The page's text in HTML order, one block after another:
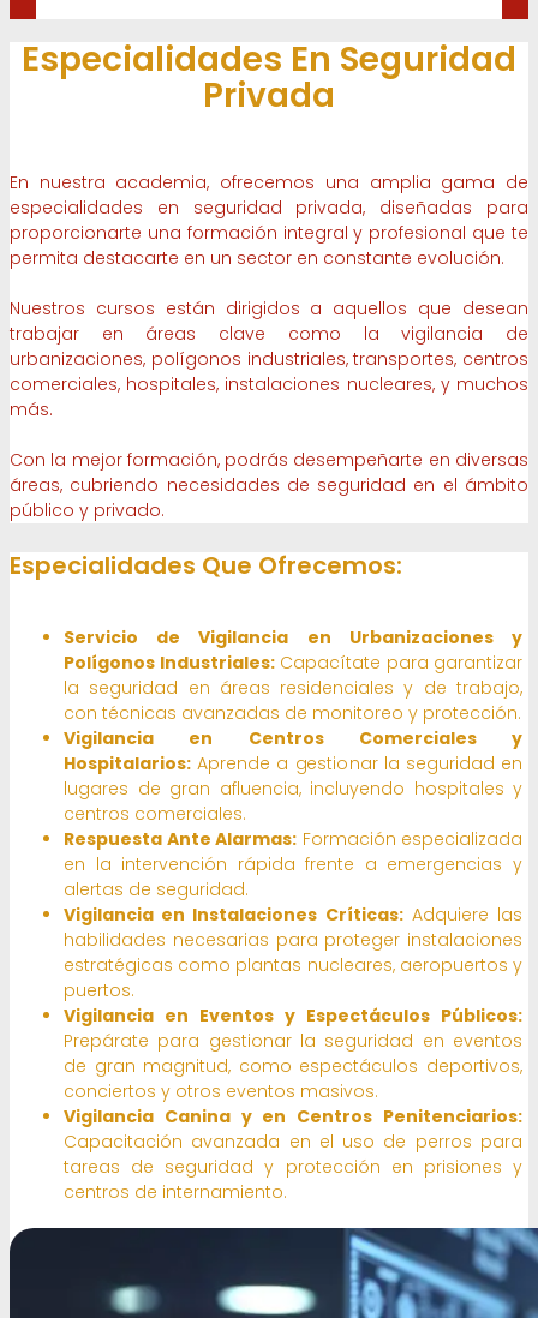
Especialidades En Seguridad
Privada
En nuestra academia, ofrecemos una amplia gama de
especialidades en seguridad privada, diseñadas para
proporcionarte una formación integral y profesional que te
permita destacarte en un sector en constante evolución.
Nuestros cursos están dirigidos a aquellos que desean
trabajar en áreas clave como la vigilancia de
urbanizaciones, polígonos industriales, transportes, centros
comerciales, hospitales, instalaciones nucleares, y muchos
más.
Con la mejor formación, podrás desempeñarte en diversas
áreas, cubriendo necesidades de seguridad en el ámbito
público y privado.
Especialidades Que Ofrecemos:
Servicio de Vigilancia en Urbanizaciones y
Polígonos Industriales:Capacítate para garantizar
la seguridad en áreas residenciales y de trabajo,
con técnicas avanzadas de monitoreo y protección.
Vigilancia en Centros Comerciales y
Hospitalarios: Aprende a gestionar la seguridad en
lugares de gran afluencia, incluyendo hospitales y
centros comerciales.
Respuesta Ante Alarmas: Formación especializada
en la intervención rápida frente a emergencias y
alertas de seguridad.
Vigilancia en Instalaciones Críticas:Adquiere las
habilidades necesarias para proteger instalaciones
estratégicas como plantas nucleares, aeropuertos y
puertos.
Vigilancia en Eventos y Espectáculos Públicos:
Prepárate para gestionar la seguridad en eventos
de gran magnitud, como espectáculos deportivos,
conciertos y otros eventos masivos.
Vigilancia Canina y en Centros Penitenciarios:
Capacitación avanzada en el uso de perros para
tareas de seguridad y protección en prisiones y
centros de internamiento.